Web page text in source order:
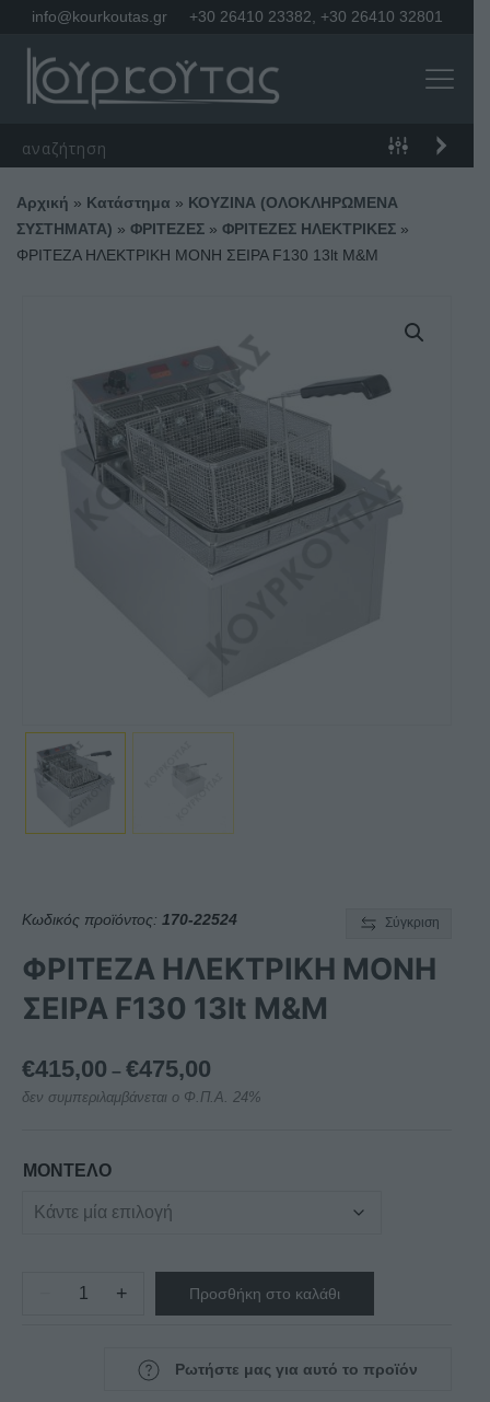
info@kourkoutas.gr +30 26410 23382 +30 26410 32801
Αρχική » Κατάστημα » ΚΟΥΖΙΝΑ (ΟΛΟΚΛΗΡΩΜΕΝΑ
ΣΥΣΤΗΜΑΤΑ) » ΦΡΙΤΕΖΕΣ » ΦΡΙΤΕΖΕΣ ΗΛΕΚΤΡΙΚΕΣ »
ΦΡΙΤΕΖΑ ΗΛΕΚΤΡΙΚΗ ΜΟΝΗ ΣΕΙΡΑ F130 13lt M&M
Κωδικός προϊόντος: 170-22524 Σύγκριση
ΦΡΙΤΕΖΑ ΗΛΕΚΤΡΙΚΗ ΜΟΝΗ
ΣΕΙΡΑ F130 13lt M&M
€415,00 – €475,00
range:
δεν συμπεριλαμβάνεται ο Φ.Π.Α. 24%
ΜΟΝΤΕΛΟ
ΦΡΙΤΕΖΑ
+ Προσθήκη στο καλάθι
Ρωτήστε μας για αυτό το προϊόν